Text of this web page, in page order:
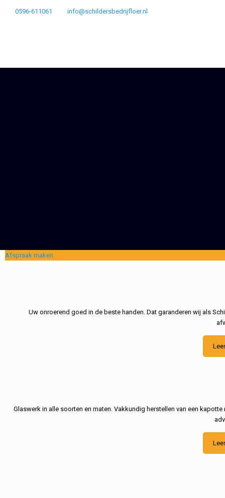
0596-611061 info@schildersbedrijfloer.nl
Afspraak maken
Uw onroerend goed in de beste handen. Dat garanderen wij als
Glaswerk in alle soorten en maten. Vakkundig herstellen van een